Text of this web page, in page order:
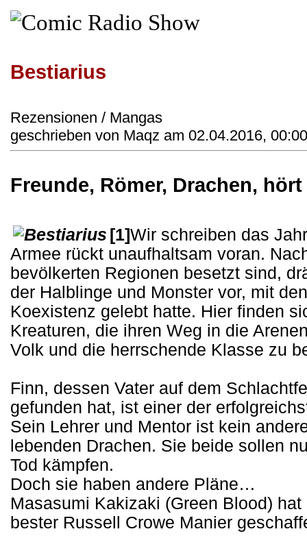
Bestiarius
Rezensionen / Mangas
geschrieben von Maqz am 02.04.2016,
Freunde, Römer, Drachen,
[1]Wir schreiben das
Armee rückt unaufhaltsam voran.
bevölkerten Regionen besetzt sind,
der Halblinge und Monster vor, mit
Koexistenz gelebt hatte. Hier finden
Kreaturen, die ihren Weg in die
Volk und die herrschende Klasse zu
Finn, dessen Vater auf dem
gefunden hat, ist einer der
Sein Lehrer und Mentor ist kein
lebenden Drachen. Sie beide sollen
Tod kämpfen.
Doch sie haben andere Pläne…
Masasumi Kakizaki (Green Blood)
bester Russell Crowe Manier